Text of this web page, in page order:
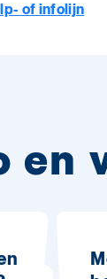
of infolijn
en